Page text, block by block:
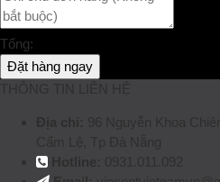
Tổng:
Đặt hàng ngay